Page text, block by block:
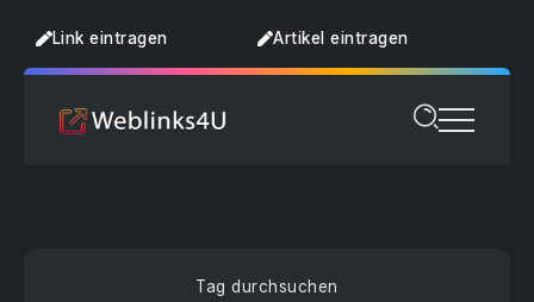
Link eintragen Artikel eintragen
Tag durchsuchen